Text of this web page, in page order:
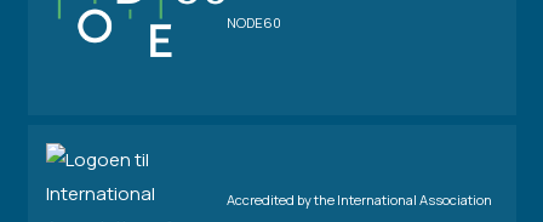
NODE60
Accredited by the International Association